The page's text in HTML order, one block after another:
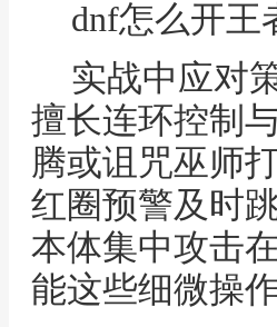
dnf怎么开王
实战中应对
擅长连环控制
腾或诅咒巫师
红圈预警及时
本体集中攻击
能这些细微操